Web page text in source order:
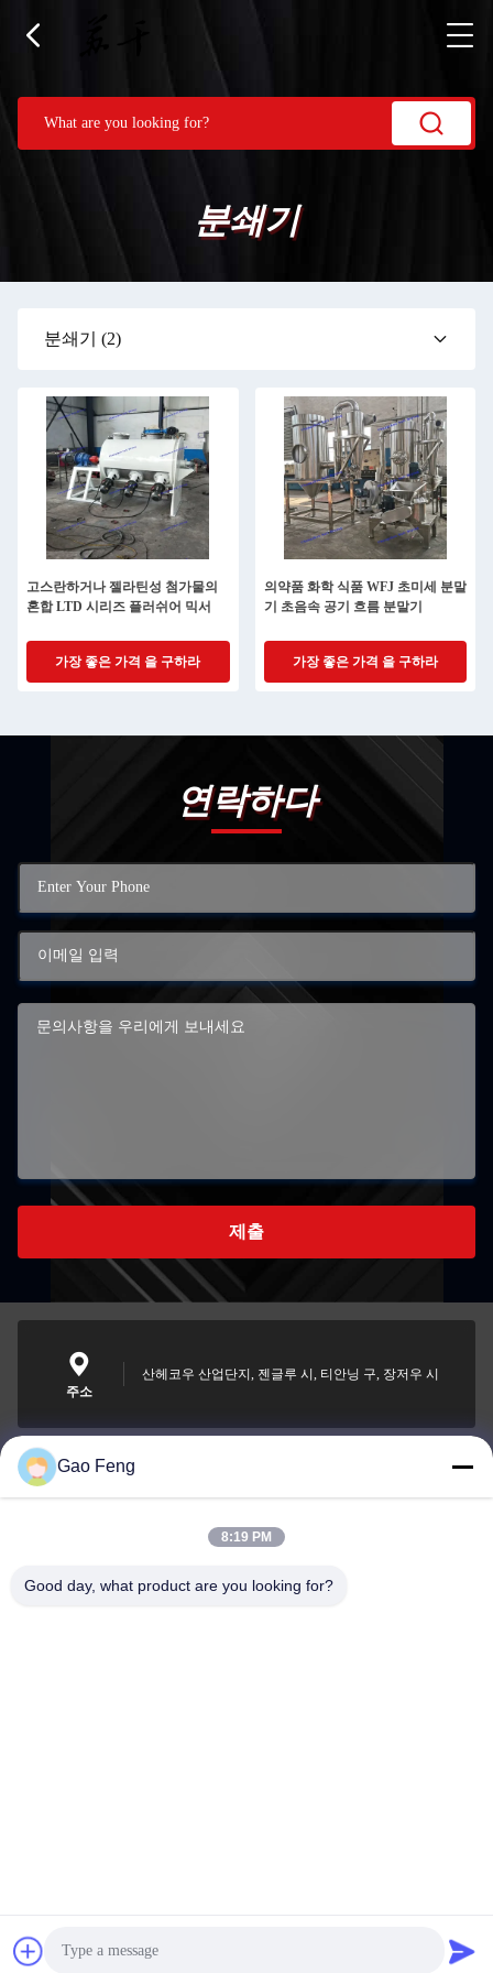
분쇄기
분쇄기 (2)
고스란하거나 젤라틴성 첨가물의
혼합 LTD 시리즈 플러쉬어 믹서
가장 좋은 가격 을 구하라
의약품 화학 식품 WFJ 초미세 분말
기 초음속 공기 흐름 분말기
가장 좋은 가격 을 구하라
연락하다
제출
주소
산헤코우 산업단지, 젠글루 시, 티안닝 구, 장저우 시
suli@sulidry.com
Changzhou Su Li drying equipment Co., Ltd.
Gao Feng
8:19 PM
Good day, what product are you looking for?